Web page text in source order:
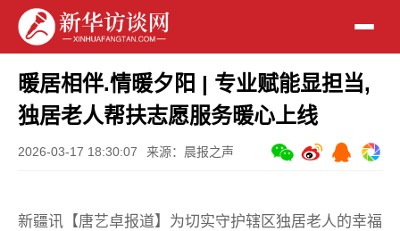
暖居相伴.情暖夕阳 | 专业赋能显担当,
独居老人帮扶志愿服务暖心上线
2026-03-17 18:30:07 来源：晨报之声
新疆讯【唐艺卓报道】为切实守护辖区独居老人的幸福